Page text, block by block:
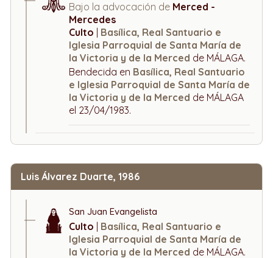
Bajo la advocación de Merced -
Mercedes
Culto
Basílica, Real Santuario e
Iglesia Parroquial de Santa María de
la Victoria y de la Merced de MÁLAGA.
Bendecida en Basílica, Real Santuario
e Iglesia Parroquial de Santa María de
la Victoria y de la Merced de MÁLAGA
el 23/04/1983.
Luis Álvarez Duarte, 1986
San Juan Evangelista
Culto
Basílica, Real Santuario e
Iglesia Parroquial de Santa María de
la Victoria y de la Merced de MÁLAGA.